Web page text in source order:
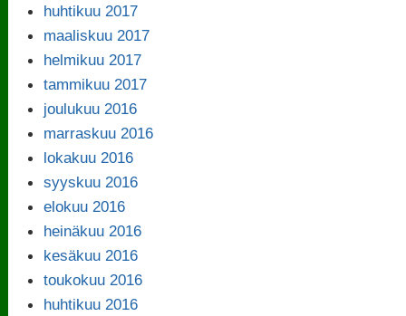
huhtikuu 2017
maaliskuu 2017
helmikuu 2017
tammikuu 2017
joulukuu 2016
marraskuu 2016
lokakuu 2016
syyskuu 2016
elokuu 2016
heinäkuu 2016
kesäkuu 2016
toukokuu 2016
huhtikuu 2016